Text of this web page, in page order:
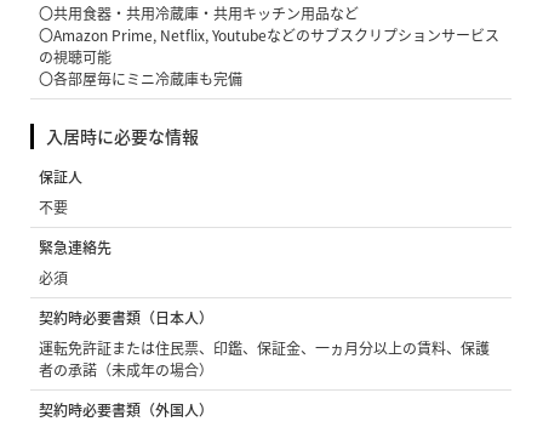
〇共用食器・共用冷蔵庫・共用キッチン用品など
〇Amazon Prime, Netflix, Youtubeなどのサブスクリプションサービス
の視聴可能
〇各部屋毎にミニ冷蔵庫も完備
入居時に必要な情報
保証人
不要
緊急連絡先
必須
契約時必要書類（日本人）
運転免許証または住民票、印鑑、保証金、一ヵ月分以上の賃料、保護
者の承諾（未成年の場合）
契約時必要書類（外国人）